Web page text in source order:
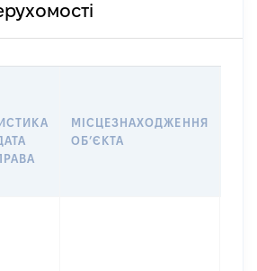
МІСЦЕЗНАХОДЖЕННЯ
ОБʼЄКТА